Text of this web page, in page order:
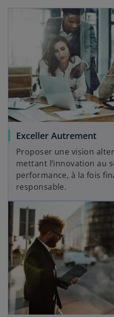
Exceller Autrement
Proposer une vision
mettant l’innovation au
performance, à la fois
responsable.